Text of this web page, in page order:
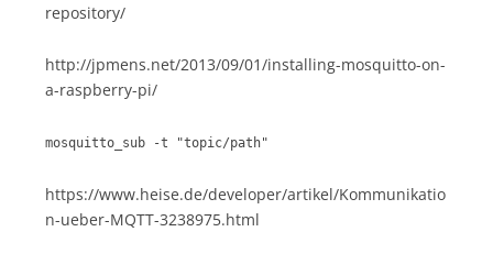
repository/
http://jpmens.net/2013/09/01/installing-mosquitto-on-
a-raspberry-pi/
mosquitto_sub -t "topic/path"
https://www.heise.de/developer/artikel/Kommunikatio
n-ueber-MQTT-3238975.html